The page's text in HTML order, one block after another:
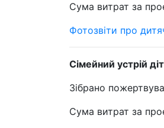
Сума витрат за
Фотозвіти про
Сімейний устрій
Зібрано
Сума витрат за